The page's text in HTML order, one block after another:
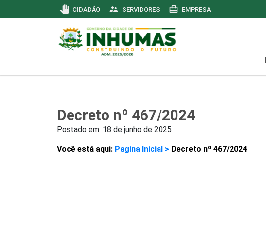
pan_tool CIDADÃO supervisor_account SERVIDORES card_travel EMPRESA
Decreto nº 467/2024
Postado em: 18 de junho de 2025
Você está aqui: Pagina Inicial > Decreto nº 467/2024